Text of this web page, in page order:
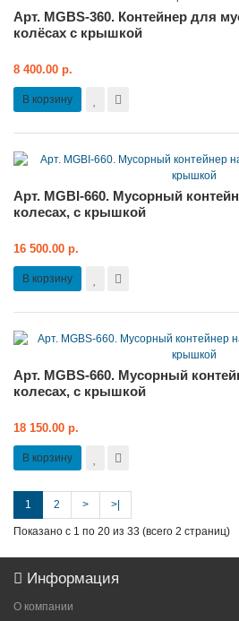
Арт. MGBS-360. Контейнер для
колёсах с крышкой
8 400.00 р.
В корзину
Арт. MGBI-660. Мусорный
колесах, с крышкой
16 500.00 р.
В корзину
Арт. MGBS-660. Мусорный
колесах, с крышкой
18 150.00 р.
В корзину
1 2 > >|
Показано с 1 по 20 из 33 (всего 2 страниц)
Информация
О компании